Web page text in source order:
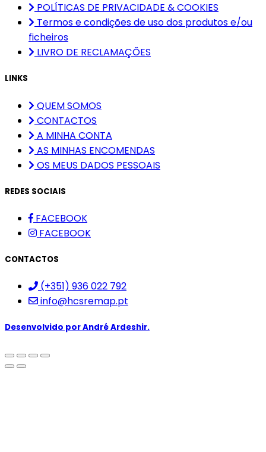
POLÍTICAS DE PRIVACIDADE & COOKIES
Termos e condições de uso dos produtos e/ou
ficheiros
LIVRO DE RECLAMAÇÕES
LINKS
QUEM SOMOS
CONTACTOS
A MINHA CONTA
AS MINHAS ENCOMENDAS
OS MEUS DADOS PESSOAIS
REDES SOCIAIS
FACEBOOK
FACEBOOK
CONTACTOS
(+351) 936 022 792
info@hcsremap.pt
Desenvolvido porAndré Ardeshir.